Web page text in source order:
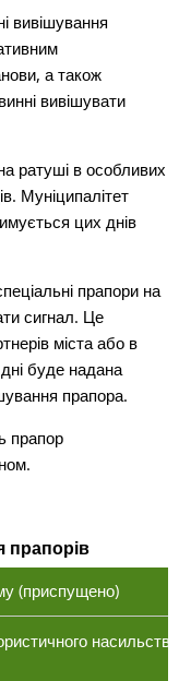
вивішування
а також
вивішувати
ратуші в особливих
Муніципалітет
цих днів
прапори на
сигнал. Це
міста або в
буде надана
прапора.
прапор
прапорів
(приспущено)